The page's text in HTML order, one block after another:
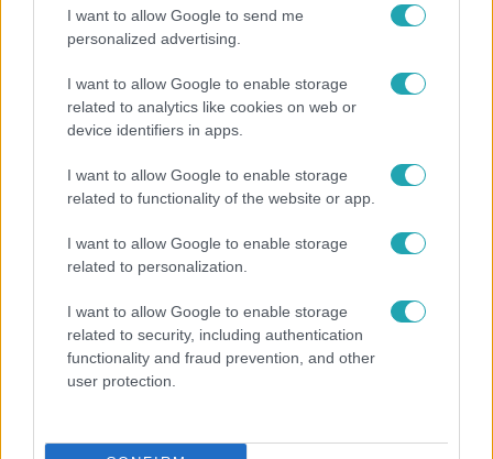
I want to allow Google to send me
personalized advertising.
I want to allow Google to enable storage
related to analytics like cookies on web or
device identifiers in apps.
I want to allow Google to enable storage
related to functionality of the website or app.
I want to allow Google to enable storage
related to personalization.
I want to allow Google to enable storage
related to security, including authentication
functionality and fraud prevention, and other
user protection.
Szabó Zsolt lejárató kampánynak nevezte az
ellene folyó nyomozást
Ellenzéki lejárató kampány – így reagált Szabó Zsolt
fideszes országgyűlési képviselő a Híradónak arra, hogy a
rendőrség nyomozást indított a választókerületében
megvalósult uniós beruházások ügyében. Hadházy Ákos
összehangoltan manipulálták. Szabó Zsoltot két éve egy